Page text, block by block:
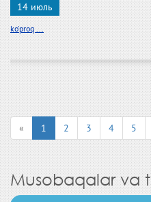
14 июль
ko'proq ...
« 1 2 3 4 5
Musobaqalar va